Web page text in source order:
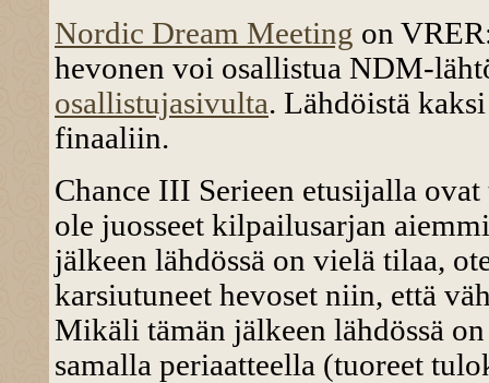
Nordic Dream Meeting on
hevonen voi osallistua NDM-
osallistujasivulta. Lähdöistä
finaaliin.
Chance III Serieen etusijalla
ole juosseet kilpailusarjan
jälkeen lähdössä on vielä tilaa,
karsiutuneet hevoset niin, että
Mikäli tämän jälkeen lähdössä
samalla periaatteella (tuoreet